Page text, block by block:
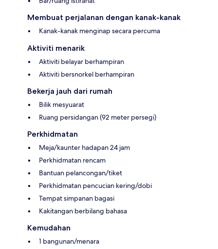
Membuat perjalanan dengan kanak-kanak
Kanak-kanak menginap secara percuma
Aktiviti menarik
Aktiviti belayar berhampiran
Aktiviti bersnorkel berhampiran
Bekerja jauh dari rumah
Bilik mesyuarat
Ruang persidangan (92 meter persegi)
Perkhidmatan
Meja/kaunter hadapan 24 jam
Perkhidmatan rencam
Bantuan pelancongan/tiket
Perkhidmatan pencucian kering/dobi
Tempat simpanan bagasi
Kakitangan berbilang bahasa
Kemudahan
1 bangunan/menara